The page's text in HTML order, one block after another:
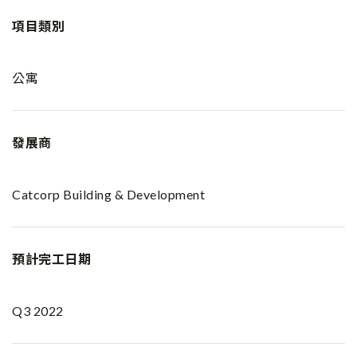
項目類別
公寓
發展商
Catcorp Building & Development
預計完工日期
Q3 2022